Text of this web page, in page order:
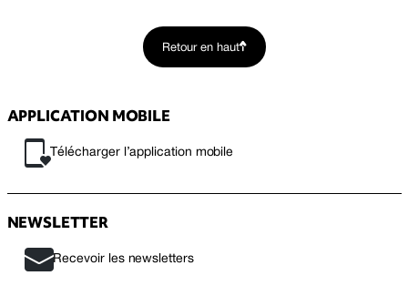
Retour en haut
APPLICATION MOBILE
Télécharger l’application mobile
NEWSLETTER
Recevoir les newsletters